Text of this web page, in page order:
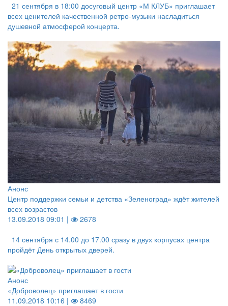
21 сентября в 18:00 досуговый центр «М КЛУБ» приглашает
всех ценителей качественной ретро-музыки насладиться
душевной атмосферой концерта.
Анонс
Центр поддержки семьи и детства «Зеленоград» ждёт жителей
всех возрастов
13.09.2018 09:01 |
2678
14 сентября с 14.00 до 17.00 сразу в двух корпусах центра
пройдёт День открытых дверей.
Анонс
«Доброволец» приглашает в гости
11.09.2018 10:16 |
8469